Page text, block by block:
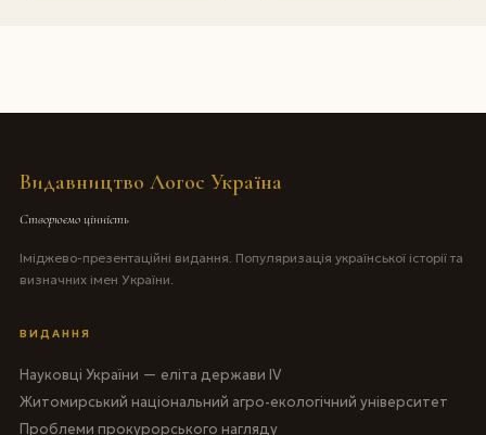
Видавництво Логос Україна
Створюємо цінність
Іміджево-презентаційні видання. Популяризація української історії та
визначних імен України.
ВИДАННЯ
Науковці України — еліта держави IV
Житомирський національний агро-екологічний університет
Проблеми прокурорського нагляду